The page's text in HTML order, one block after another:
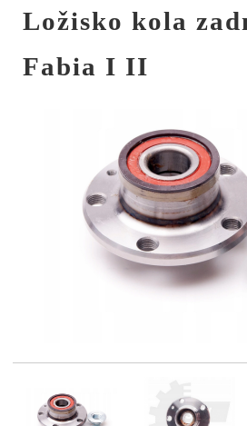
Ložisko kola
Fabia I II